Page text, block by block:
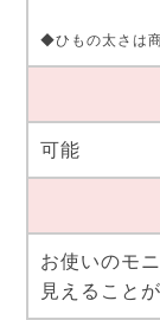
◆ひもの太さは
可能
お使いのモ
見えること